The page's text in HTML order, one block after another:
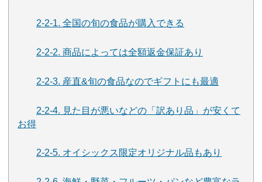
2-2-1. 全国の旬の食品が購入できる
2-2-2. 商品によっては全額返金保証あり
2-2-3. 産直&旬の食品なのでギフトにも最適
2-2-4. 見た目が悪いなどの「訳あり品」が安くて
お得
2-2-5. オイシックス限定オリジナル品もあり